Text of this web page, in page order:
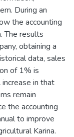
During an
the accounting
The results
obtaining a
data, sales
of 1% is
in that
remain
the accounting
to improve
Karina.